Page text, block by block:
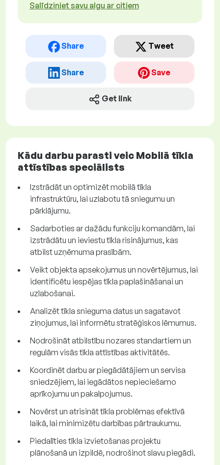
Salīdziniet savu algu ar citiem
Share Tweet
Share Save
Get link
Kādu darbu parasti veic Mobilā tīkla
attīstības speciālists
Izstrādāt un optimizēt mobilā tīkla
infrastruktūru, lai uzlabotu tā sniegumu un
pārklājumu.
Sadarboties ar dažādu funkciju komandām, lai
izstrādātu un ieviestu tīkla risinājumus, kas
atbilst uzņēmuma prasībām.
Veikt objekta apsekojumus un novērtējumus, lai
identificētu iespējas tīkla paplašināšanai un
uzlabošanai.
Analizēt tīkla snieguma datus un sagatavot
ziņojumus, lai informētu stratēģiskos lēmumus.
Nodrošināt atbilstību nozares standartiem un
regulām visās tīkla attīstības aktivitātēs.
Koordinēt darbu ar piegādātājiem un servisa
sniedzējiem, lai iegādātos nepieciešamo
aprīkojumu un pakalpojumus.
Novērst un atrisināt tīkla problēmas efektīvā
laikā, lai minimizētu darbības pārtraukumu.
Piedalīties tīkla izvietošanas projektu
plānošanā un izpildē, nodrošinot slavu piegādi.